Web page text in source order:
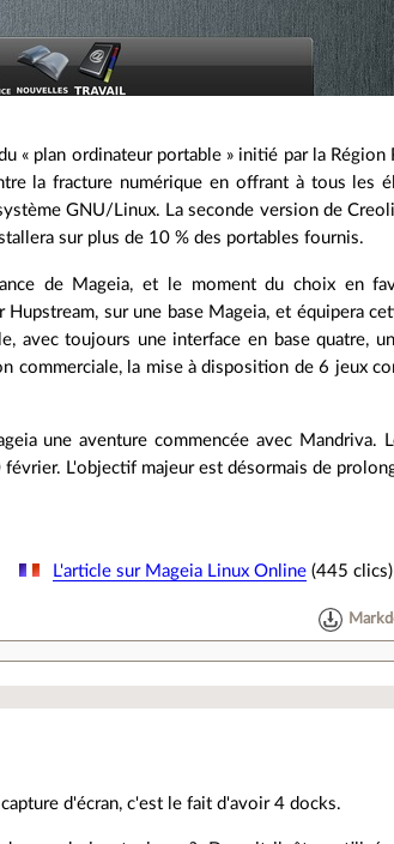
« plan ordinateur portable » initié par la Région
la fracture numérique en offrant à tous les
GNU/Linux. La seconde version de
sur plus de 10 % des portables fournis.
de Mageia, et le moment du choix en
sur une base Mageia, et équipera
avec toujours une interface en base quatre,
commerciale, la mise à disposition de 6 jeux
une aventure commencée avec Mandriva.
L'objectif majeur est désormais de
L'article sur Mageia Linux Online (445 clics)
d'écran, c'est le fait d'avoir 4 docks.